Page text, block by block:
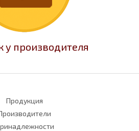
у производителя
Продукция